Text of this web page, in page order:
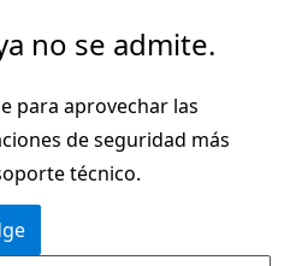
no se admite.
para aprovechar las
de seguridad más
técnico.